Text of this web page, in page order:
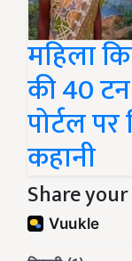
महिला
की 40
पोर्टल
कहानी
Share